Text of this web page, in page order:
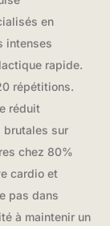
en
intenses
rapide.
répétitions.
réduit
brutales sur
chez 80%
cardio et
pas dans
à maintenir un